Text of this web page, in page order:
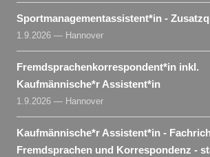
Sportmanagementassistent​*in -
1.9.2026 — Hannover
Fremdsprachenkorrespondent​*in inkl.
Kaufmännische*r Assistent​*in
1.9.2026 — Hannover
Kaufmännische*r Assistent​*in -
Fremdsprachen und Korrespondenz -